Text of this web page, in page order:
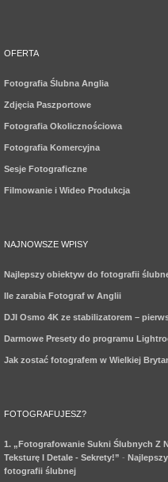
OFERTA
Fotografia Ślubna Anglia
Zdjęcia Paszportowe
Fotografia Okolicznościowa
Fotografia Komercyjna
Sesje Fotograficzne
Filmowanie i Wideo Produkcja
NAJNOWSZE WPISY
Najlepszy obiektyw do fotografii
Ile zarabia Fotograf w Anglii
DJI Osmo 4K ze stabilizatorem –
Darmowe Presety do programu
Jak zostać fotografem w Wielkiej
FOTOGRAFUJESZ?
1. „Fotografowanie Sukni Ślubnych Z
Teksturę I Detale - Sekrety!” -
fotografii ślubnej